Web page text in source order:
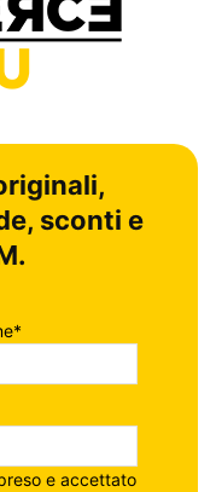
sconti e
e accettato